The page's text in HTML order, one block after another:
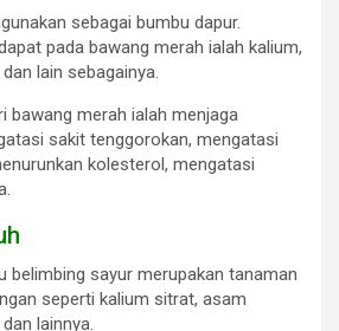
sebagai bumbu dapur.
pada bawang merah ialah kalium,
lain sebagainya.
bawang merah ialah menjaga
sakit tenggorokan, mengatasi
kolesterol, mengatasi
belimbing sayur merupakan tanaman
seperti kalium sitrat, asam
lainnya.